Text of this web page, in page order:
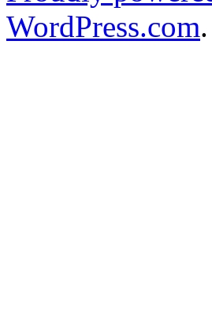
WordPress.com.